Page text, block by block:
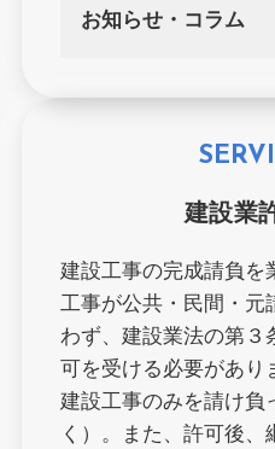
お知らせ・コラム
建設業
建設工事の完成請負を
工事が公共・民間・元
わず、建設業法の第３
可を受ける必要があり
建設工事のみを請け負
く）。また、許可後